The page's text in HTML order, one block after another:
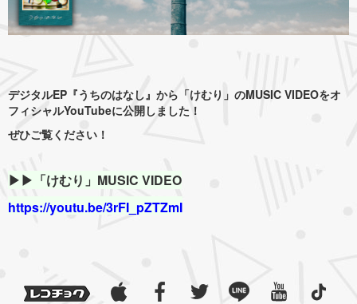
デジタルEP『うちのはなし』から「けむり」のMUSIC VIDEOをオ
フィシャルYouTubeに公開しました！
ぜひご覧ください！
▶︎▶︎「けむり」MUSIC VIDEO
https://youtu.be/3rFI_pZTZmI